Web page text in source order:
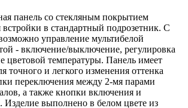
панель со стекляным покрытием
встройки в стандартный подрозетник. С
управление мультибелой
- включение/выключение, регулировка
цветовой температуры. Панель имеет
точного и легкого изменения оттенка
переключения между 2-мя парами
а также кнопки включения и
Изделие выполнено в белом цвете из